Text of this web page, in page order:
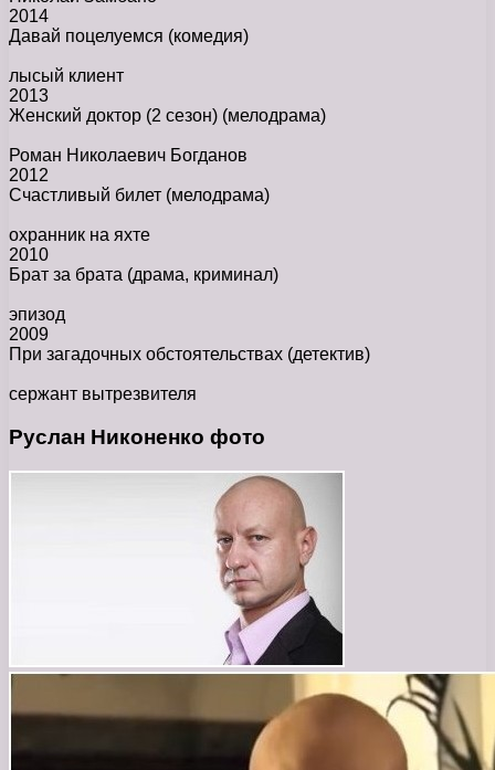
2014
Давай поцелуемся (комедия)
лысый клиент
2013
Женский доктор (2 сезон) (мелодрама)
Роман Николаевич Богданов
2012
Счастливый билет (мелодрама)
охранник на яхте
2010
Брат за брата (драма, криминал)
эпизод
2009
При загадочных обстоятельствах (детектив)
сержант вытрезвителя
Руслан Никоненко фото